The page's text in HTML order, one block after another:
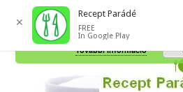
A honlap további használatához a sütik
További információ
✕
Recept Parádé
FREE
In Google Play